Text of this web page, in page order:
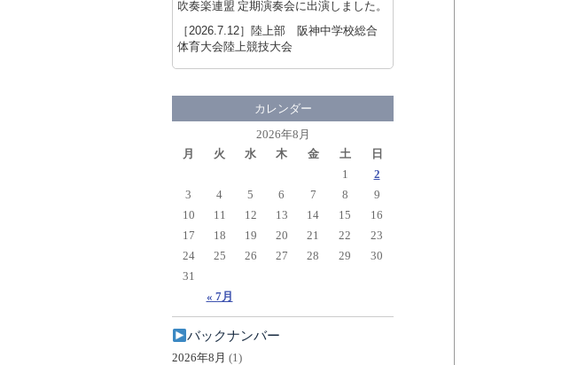
吹奏楽連盟 定期演奏会に出演しました。
［2026.7.12］ 陸上部 阪神中学校総合
体育大会陸上競技大会
カレンダー
2026年8月
月
火 水 木 金 土 日
« 7月
1
2
3
4 5 6 7 8
9
10
11 12 13 14 15
16
17
18 19 20 21 22
23
24
25 26 27 28 29
30
31
バックナンバー
2026年8月 (1)